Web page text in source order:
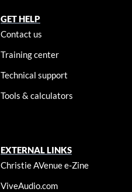
GET HELP
Contact us
Training center
Technical support
Tools & calculators
EXTERNAL LINKS
Christie AVenue e-Zine
ViveAudio.com